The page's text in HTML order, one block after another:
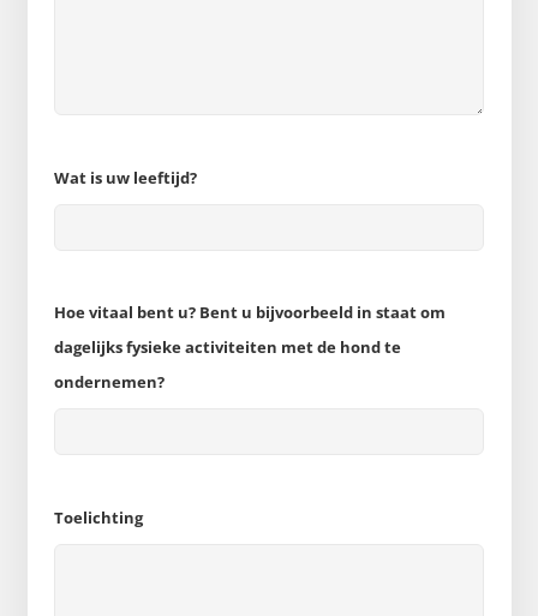
Wat is uw leeftijd?
Hoe vitaal bent u? Bent u bijvoorbeeld in staat om
dagelijks fysieke activiteiten met de hond te
ondernemen?
Toelichting